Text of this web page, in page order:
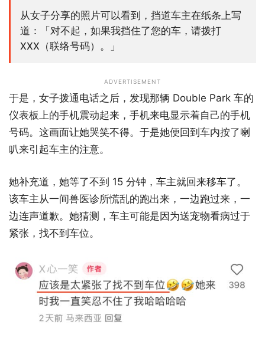
从女子分享的照片可以看到，挡道车主在纸条上写
道：「对不起，如果我挡住了您的车，请拨打
XXX（联络号码）。」
ADVERTISEMENT
于是，女子拨通电话之后，发现那辆 Double Park 车的
仪表板上的手机震动起来，手机来电显示着自己的手机
号码。这画面让她哭笑不得。于是她便回到车内按了喇
叭来引起车主的注意。
她补充道，她等了不到 15 分钟，车主就回来移车了。
该车主从一间兽医诊所慌乱的跑出来，一边跑过来，一
边连声道歉。她猜测，车主可能是因为送宠物看病过于
紧张，找不到车位。